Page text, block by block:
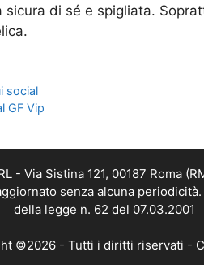
di sé e spigliata.
social
GF Vip
- Via Sistina 121, 00187 Roma
senza alcuna
della legge n. 62 del 07.03.2001
©2026 - Tutti i diritti riservati -